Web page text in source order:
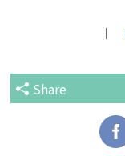
｜
Share